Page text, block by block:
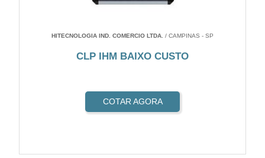
HITECNOLOGIA IND. COMERCIO LTDA. / CAMPINAS - SP
CLP IHM BAIXO CUSTO
COTAR AGORA